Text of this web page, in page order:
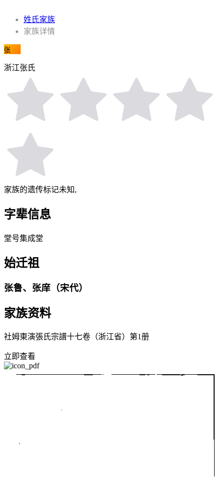
姓氏家族
家族详情
张
浙江张氏
家族的遗传标记未知,
字辈信息
堂号集成堂
始迁祖
张鲁、张庠（宋代）
家族资料
社姆東演張氏宗譜十七卷（浙江省）第1册
立即查看